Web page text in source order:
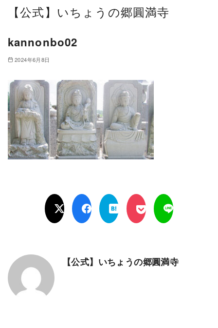
【公式】いちょうの郷圓満寺
kannonbo02
2024年6月8日
【公式】いちょうの郷圓満寺